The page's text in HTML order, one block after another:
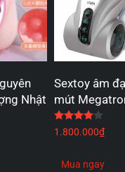
Nhật
5 sao
Sextoy âm
mút
1.800.000₫
Mua ngay